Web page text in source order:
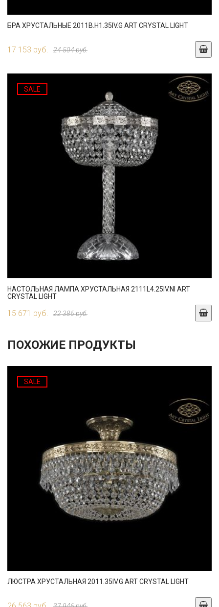
БРА ХРУСТАЛЬНЫЕ 2011B.H1.35IV.G ART CRYSTAL LIGHT
17 153 руб. 24 504 руб.
SALE
НАСТОЛЬНАЯ ЛАМПА ХРУСТАЛЬНАЯ 2111L4.25IV.NI ART
CRYSTAL LIGHT
15 671 руб. 22 386 руб.
ПОХОЖИЕ ПРОДУКТЫ
SALE
ЛЮСТРА ХРУСТАЛЬНАЯ 2011.35IV.G ART CRYSTAL LIGHT